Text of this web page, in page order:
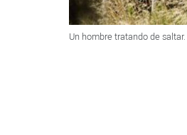
Un hombre tratando de saltar.